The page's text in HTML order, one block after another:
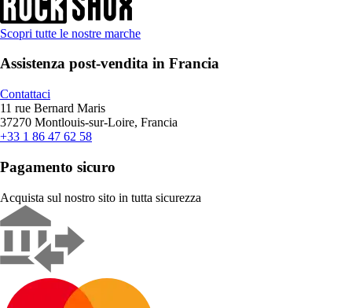
Scopri tutte le nostre marche
Assistenza post-vendita in Francia
Contattaci
11 rue Bernard Maris
37270 Montlouis-sur-Loire, Francia
+33 1 86 47 62 58
Pagamento sicuro
Acquista sul nostro sito in tutta sicurezza